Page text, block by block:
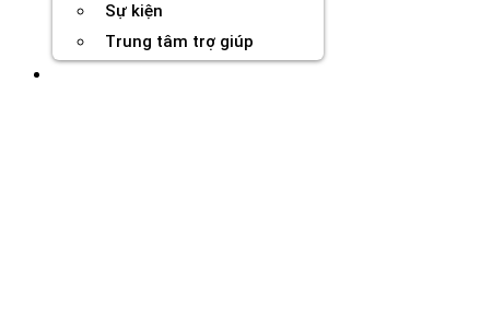
Sự kiện
Trung tâm trợ giúp